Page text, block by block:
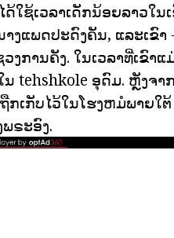
ດ້ໃຊ້ເວລາເດັກນ້ອຍລາວໃ
າງແພດປະດົງຄັນ, ແລະເ
ງການຄັງ. ໃນເວລາທີ່ເຂົາ
tehshkole ອຸດົມ. ຫຼັງຈາ
ກເກັບໄວ້ໃນໂຮງຫມໍພາຍໃ
ຣະອົງ.